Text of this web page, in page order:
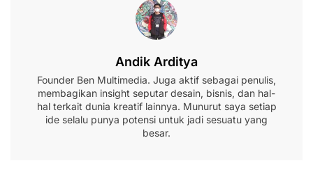
Andik Arditya
Founder Ben Multimedia. Juga aktif sebagai penulis,
membagikan insight seputar desain, bisnis, dan hal-
hal terkait dunia kreatif lainnya. Munurut saya setiap
ide selalu punya potensi untuk jadi sesuatu yang
besar.